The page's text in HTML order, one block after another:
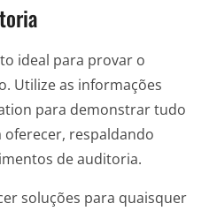
ideal para provar o
Utilize as informações
para demonstrar tudo
oferecer, respaldando
de auditoria.
soluções para quaisquer